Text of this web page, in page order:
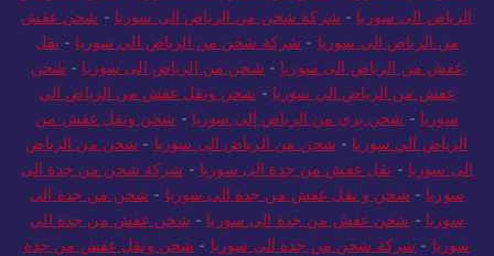
السعودية إلى سوريا-شحن من السعودية الى سوريا -شحن عفش من
الرياض الى سوريا
- شركة شحن من الرياض الى سوريا - شحن عفش
من الرياض الي سوريا-شركة شحن من الرياض الي سوريا-نقل
عفش من الرياض الى سوريا -شحن من الرياض الى سوريا-
شحن
عفش من الرياض الي سوريا- شحن ونقل عفش من الرياض الي
سوريا
-شحن بري من الرياض إلى سوريا -شحن ونقل عفش من
الرياض الي سوريا-شحن من الرياض الى سوريا-شحن من الرياض
الى سوريا-نقل عفش من جدة الى سوريا-شركة شحن من جدة الى
سوريا - شحن و نقل عفش من جدة الى سوريا- شحن من جدة الى
سوريا -شحن عفش من جدة الى سوريا -شحن عفش من جدة الي